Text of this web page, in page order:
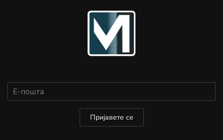
Пријавете се